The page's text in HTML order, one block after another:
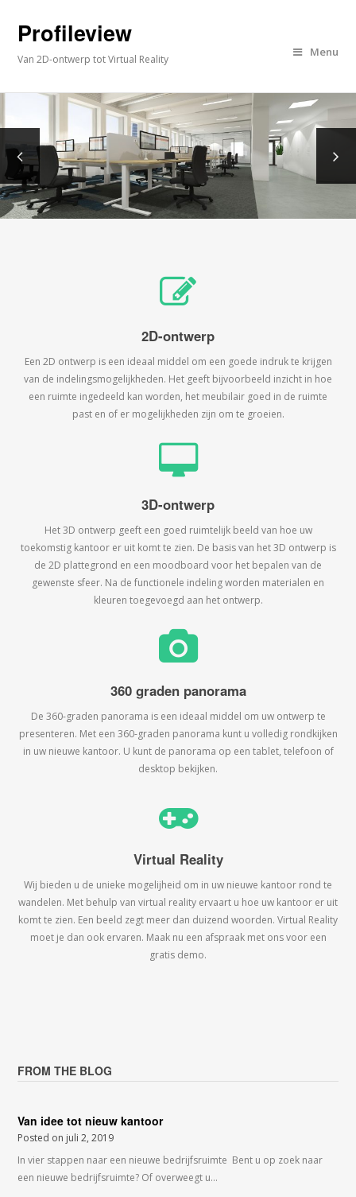
Profileview
Van 2D-ontwerp tot Virtual Reality
Menu
2D-ontwerp
Een 2D ontwerp is een ideaal middel om een goede indruk te krijgen
van de indelingsmogelijkheden. Het geeft bijvoorbeeld inzicht in hoe
een ruimte ingedeeld kan worden, het meubilair goed in de ruimte
past en of er mogelijkheden zijn om te groeien.
3D-ontwerp
Het 3D ontwerp geeft een goed ruimtelijk beeld van hoe uw
toekomstig kantoor er uit komt te zien. De basis van het 3D ontwerp is
de 2D plattegrond en een moodboard voor het bepalen van de
gewenste sfeer. Na de functionele indeling worden materialen en
kleuren toegevoegd aan het ontwerp.
360 graden panorama
De 360-graden panorama is een ideaal middel om uw ontwerp te
presenteren. Met een 360-graden panorama kunt u volledig rondkijken
in uw nieuwe kantoor. U kunt de panorama op een tablet, telefoon of
desktop bekijken.
Virtual Reality
Wij bieden u de unieke mogelijheid om in uw nieuwe kantoor rond te
wandelen. Met behulp van virtual reality ervaart u hoe uw kantoor er uit
komt te zien. Een beeld zegt meer dan duizend woorden. Virtual Reality
moet je dan ook ervaren. Maak nu een afspraak met ons voor een
gratis demo.
FROM THE BLOG
Van idee tot nieuw kantoor
Posted on juli 2, 2019
In vier stappen naar een nieuwe bedrijfsruimte Bent u op zoek naar
een nieuwe bedrijfsruimte? Of overweegt u…